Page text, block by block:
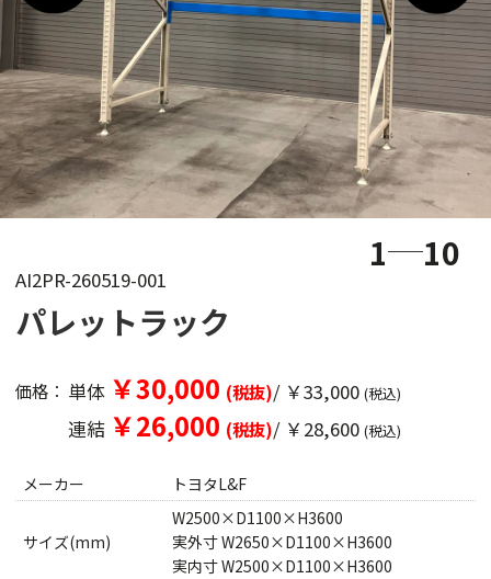
1 10
AI2PR-260519-001
パレットラック
価格： 単体 ￥30,000 (税抜)/ ￥33,000 (税込)
連結 ￥26,000 (税抜)/ ￥28,600 (税込)
メーカー トヨタL&F
サイズ(mm)
W2500×D1100×H3600
実外寸 W2650×D1100×H3600
実内寸 W2500×D1100×H3600